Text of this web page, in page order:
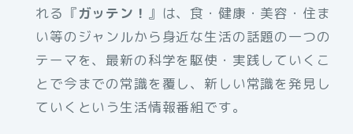
れる『ガッテン！ 』は、食・健康・美容・住ま
い等のジャンルから身近な生活の話題の一つの
テーマを、最新の科学を駆使・実践していくこ
とで今までの常識を覆し、新しい常識を発見し
ていくという生活情報番組です。